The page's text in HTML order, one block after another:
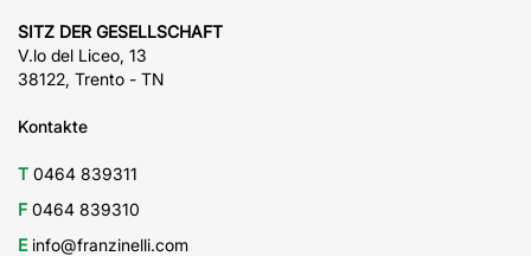
SITZ DER GESELLSCHAFT
V.lo del Liceo, 13
38122, Trento - TN
Kontakte
T 0464 839311
F 0464 839310
E info@franzinelli.com